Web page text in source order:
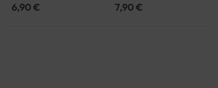
6,90 €
d'Oc | IGP
7,90 €